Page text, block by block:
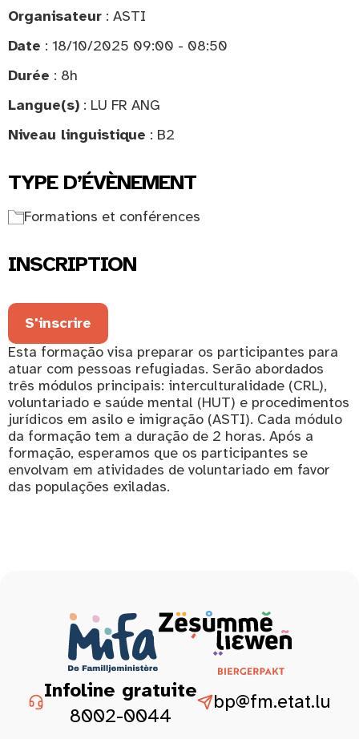
Organisateur : ASTI
Date : 18/10/2025 09:00 - 08:50
Durée : 8h
Langue(s) : LU FR ANG
Niveau linguistique : B2
TYPE D’ÉVÈNEMENT
Formations et conférences
INSCRIPTION
S'inscrire
Esta formação visa preparar os participantes para
atuar com pessoas refugiadas. Serão abordados
três módulos principais: interculturalidade (CRL),
voluntariado e saúde mental (HUT) e procedimentos
jurídicos em asilo e imigração (ASTI). Cada módulo
da formação tem a duração de 2 horas. Após a
formação, esperamos que os participantes se
envolvam em atividades de voluntariado em favor
das populações exiladas.
Infoline gratuite
8002-0044
bp@fm.etat.lu